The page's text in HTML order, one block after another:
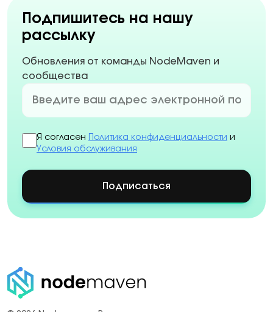
Подпишитесь на нашу
рассылку
Обновления от команды NodeMaven и
сообщества
Я согласен Политика конфиденциальности и
Условия обслуживания
Подписаться